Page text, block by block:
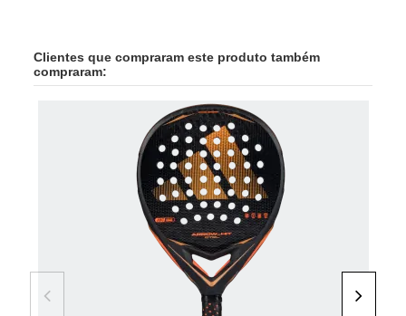
Clientes que compraram este produto também
compraram: